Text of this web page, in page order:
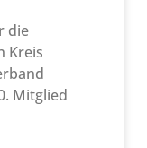
die
Kreis
Mitglied